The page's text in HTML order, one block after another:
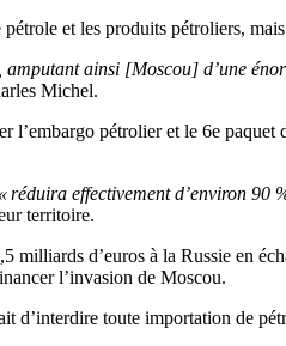
et les produits pétroliers,
ainsi [Moscou] d’une
Michel.
pétrolier et le 6e
« réduira effectivement d’environ 90
territoire.
d’euros à la Russie en
l’invasion de Moscou.
d’interdire toute importation de